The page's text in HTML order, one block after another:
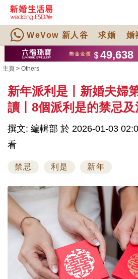
WeVow 新人谷 求婚 婚
主頁 > Others
新年派利是丨新婚夫婦
讀丨8個派利是的禁忌
撰文: 編輯部 於 2026-01-03
看
禁忌 利是 新年